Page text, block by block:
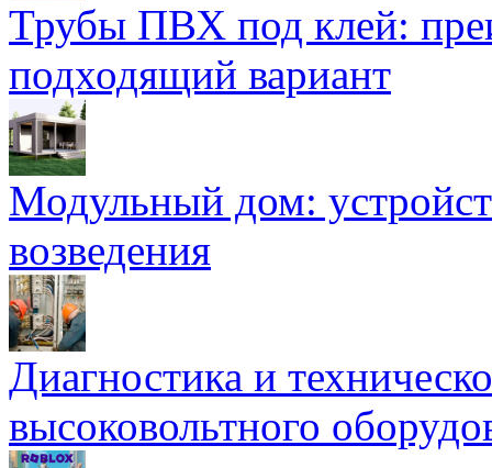
Трубы ПВХ под клей:
подходящий вариант
Модульный дом:
возведения
Диагностика и
высоковольтного